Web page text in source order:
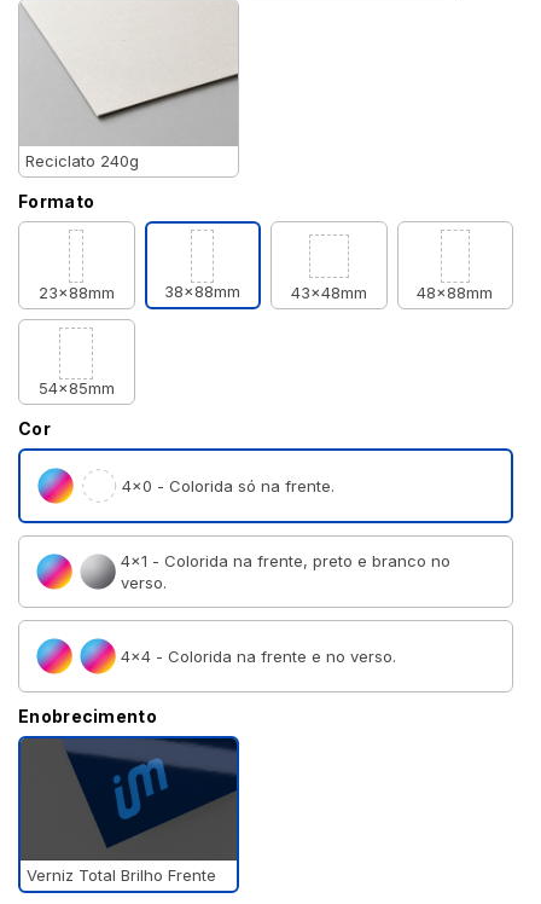
Reciclato 240g
Formato
23x88mm 38x88mm 43x48mm 48x88mm
54x85mm
Cor
4×0 - Colorida só na frente.
4×1 - Colorida na frente, preto e branco no
verso.
4×4 - Colorida na frente e no verso.
Enobrecimento
Verniz Total Brilho Frente